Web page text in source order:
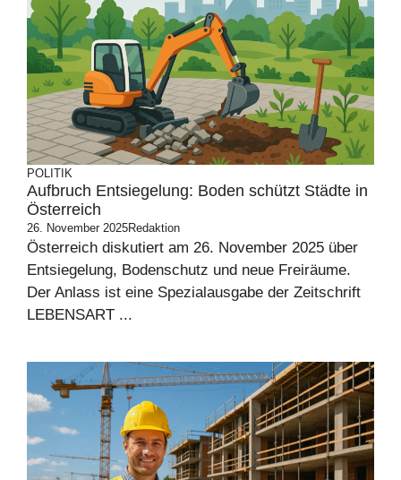
POLITIK
Aufbruch Entsiegelung: Boden schützt Städte in
Österreich
26. November 2025Redaktion
Österreich diskutiert am 26. November 2025 über
Entsiegelung, Bodenschutz und neue Freiräume.
Der Anlass ist eine Spezialausgabe der Zeitschrift
LEBENSART ...